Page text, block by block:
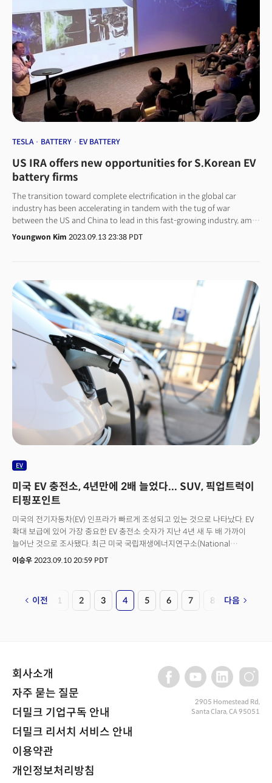
TESLA BATTERY EV BATTERY
US IRA offers new opportunities for S.Korean EV
battery firms
The transition toward complete electrification in the global car
industry has been accelerating in tandem with the tug of war
between the US and China to lead in this fast-growing industry, amid
deteriorating climate change concerns.In response to the worsening
trade relations with China, the US has diversified its supply chain for
the opportune time to leverage the EV momentum generated in the
US thanks to newly implemented promotional laws for renewable
energy.“The US Department of Energy has over $62 billion for the
Bipartisan Infrastructure Law, plus additional funds for the Inflation
Reduction Act,” said Elke Hodson, Deputy Director of Technology
Policy at the DOE, at a conference held by The Miilk on Sept. 14
(Korea Time).“There’s a strong emphasis on ensuring that these
investments truly make a difference in helping us reach our
greenhouse gas goals,” she added.Through the BIL and IRA, the US
government plans to invest over $430 billion in the nation's energy
system for at least the next decade, aiming to provide long-term
stability for domestic clean energy producers, manufacturers, and
investors.Recent federal investments in the domestic energy sector
are unlocking opportunities for workers and communities, making
for US businesses, workers, and communities, as she explained.
Youngwon Kim 2023.09.13 23:38 PDT
EV
미국 EV 충전소, 4년만에 2배 늘었다... SUV, 픽업트럭이
티핑포인트
미국의 전기자동차(EV) 인프라가 빠르게 조성되고 있는 것으로 나타났다. EV
확대 보급에 있어 가장 중요한 EV 충전소 숫자가 지난 4년 새 두 배 가까이
늘어난 것으로 조사됐다. 최근 미국 국립재생에너지연구소(National
Renewable Energy Laboratory, NREL)가 발표한 보고서에 따르면, 2019년
전기차 인프라의 이용 가능성을 측정하며, 또한 전기차의 성장을 나타내는
중요한 지표로 해석된다. 기존 가솔린 자동차는 주유소에서만 연료를 보충할
공공 충전 스테이션은 특히 장거리 여행 차량을 지원하는 데 중요한 역할을
한다.
이승우 2023.09.10 20:59 PDT
이전 1 2 3 4 5 6 7 8 다음
회사소개
자주 묻는 질문
더밀크 기업구독 안내
더밀크 리서치 서비스 안내
이용약관
개인정보처리방침
2905 Homestead Rd,
Santa Clara, CA 95051